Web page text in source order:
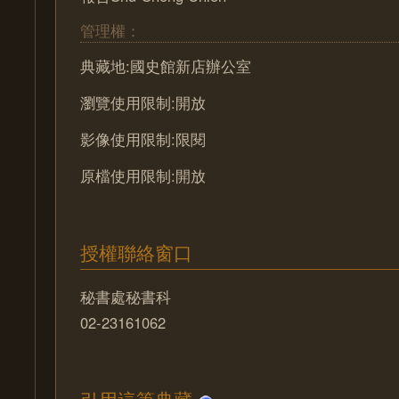
管理權：
典藏地:國史館新店辦公室
瀏覽使用限制:開放
影像使用限制:限閱
原檔使用限制:開放
授權聯絡窗口
秘書處秘書科
02-23161062